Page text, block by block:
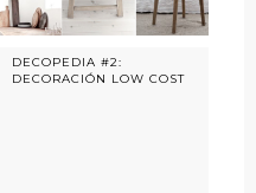
DECOPEDIA #2:
DECORACIÓN LOW COST